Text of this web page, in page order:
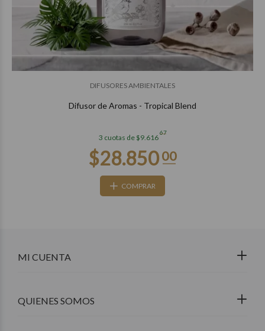
DIFUSORES AMBIENTALES
Difusor de Aromas - Tropical Blend
3 cuotas de $9.616
67
COMPRAR
MI CUENTA
QUIENES SOMOS